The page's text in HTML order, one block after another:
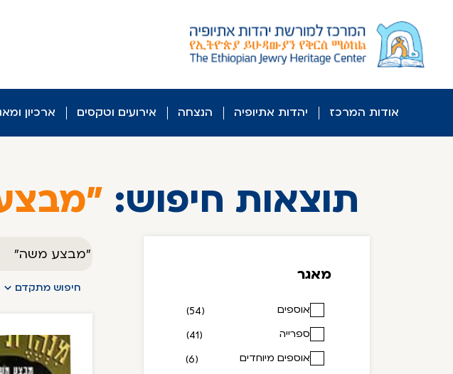
אודות המרכז יהדות אתיופיה הנצחה אירועים וטקסים ארכיון
תוצאות חיפוש: "מבצע
מאגר
אוספים
(54)
ספרייה
(41)
אוספים מיוחדים
(6)
חופשי
חיפוש מתקדם